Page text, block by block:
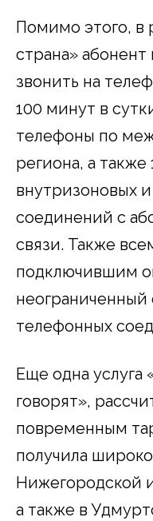
Помимо этого, в
страна»
звонить на
100 минут в
телефоны по
региона, а
внутризоновых
соединений с
связи. Также
подключившим
телефонных
Еще одна услуга
говорят»,
повременным
получила
Нижегородской
а также в